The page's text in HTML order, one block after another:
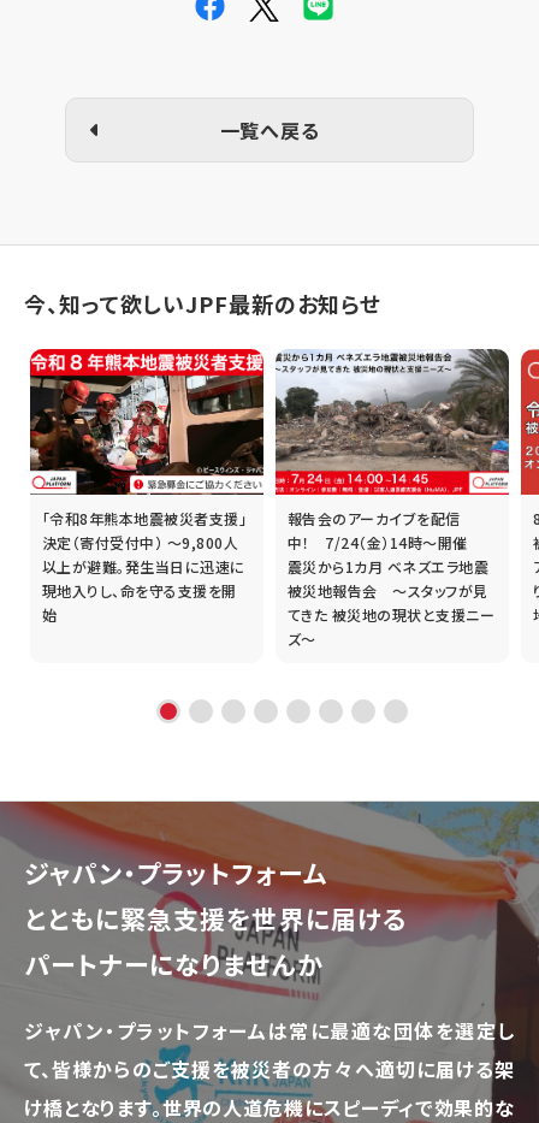
一覧へ戻る
今、知って欲しいJPF最新のお知らせ
「令和8年熊本地震被災者支援」
決定（寄付受付中） ～9,800人
以上が避難。発生当日に迅速に
現地入りし、命を守る支援を開
始
報告会のアーカイブを配信
中！ 7/24（金）14時～開催
震災から1カ月 ベネズエラ地震
被災地報告会 ～スタッフが見
てきた 被災地の現状と支援ニー
ズ～
ジャパン・プラットフォーム
とともに緊急支援を世界に届ける
パートナーになりませんか
ジャパン・プラットフォームは常に最適な団体を選定し
て、皆様からのご支援を被災者の方々へ適切に届ける架
け橋となります。世界の人道危機にスピーディで効果的な